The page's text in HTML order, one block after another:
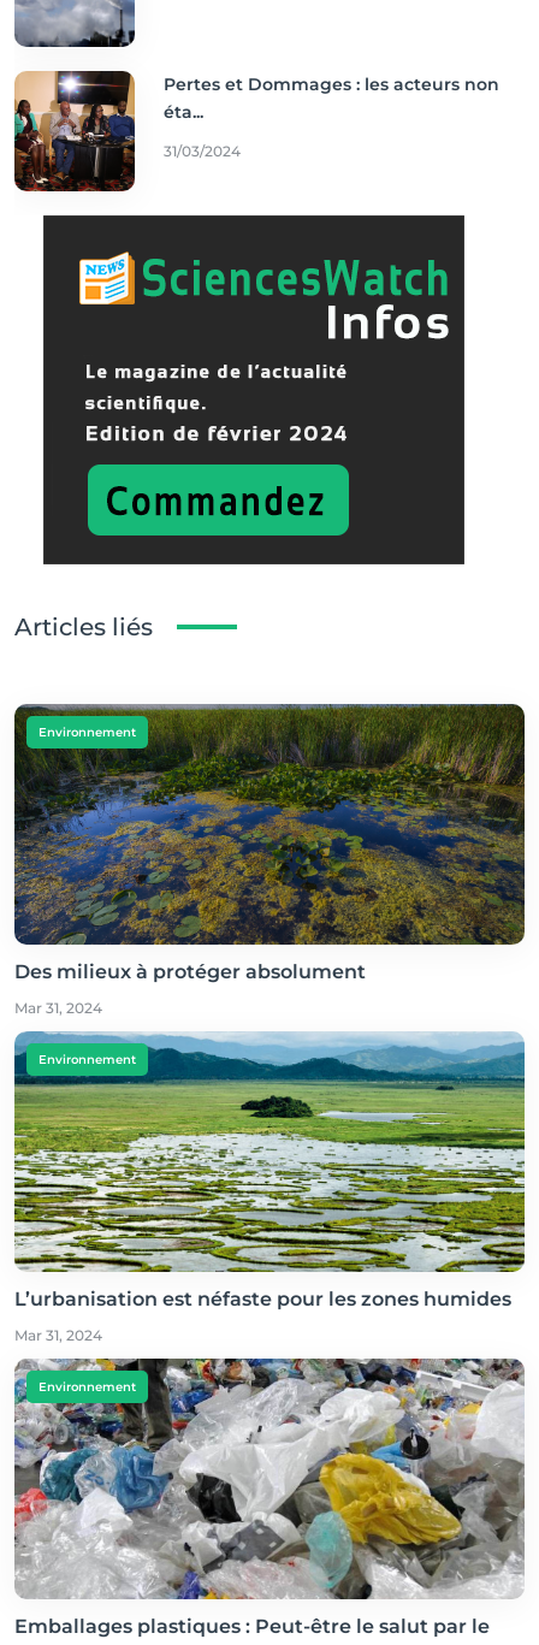
Pertes et Dommages : les acteurs non
éta...
31/03/2024
Articles liés
Environnement
Des milieux à protéger absolument
Mar 31, 2024
Environnement
L’urbanisation est néfaste pour les zones humides
Mar 31, 2024
Environnement
Emballages plastiques : Peut-être le salut par le